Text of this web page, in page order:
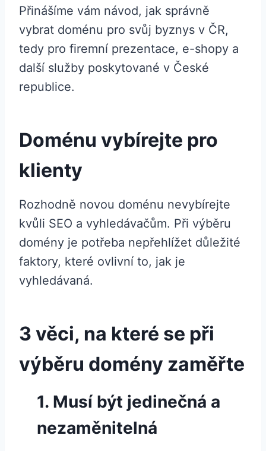
Přinášíme vám návod, jak správně
vybrat doménu pro svůj byznys v ČR,
tedy pro firemní prezentace, e-shopy a
další služby poskytované v České
republice.
Doménu vybírejte pro
klienty
Rozhodně novou doménu nevybírejte
kvůli SEO a vyhledávačům. Při výběru
domény je potřeba nepřehlížet důležité
faktory, které ovlivní to, jak je
vyhledávaná.
3 věci, na které se při
výběru domény zaměřte
1. Musí být jedinečná a
nezaměnitelná